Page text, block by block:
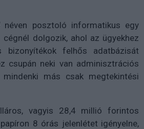
néven posztoló informatikus egy
dolgozik, ahol az ügyekhez
bizonyítékok felhős adatbázisát
csupán neki van adminisztrációs
más csak megtekintési
vagyis 28,4 millió forintos
8 órás jelenlétet igényelne,